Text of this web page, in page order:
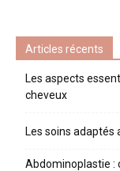
Articles récents
Les aspects
cheveux
Les soins
Abdominoplastie :